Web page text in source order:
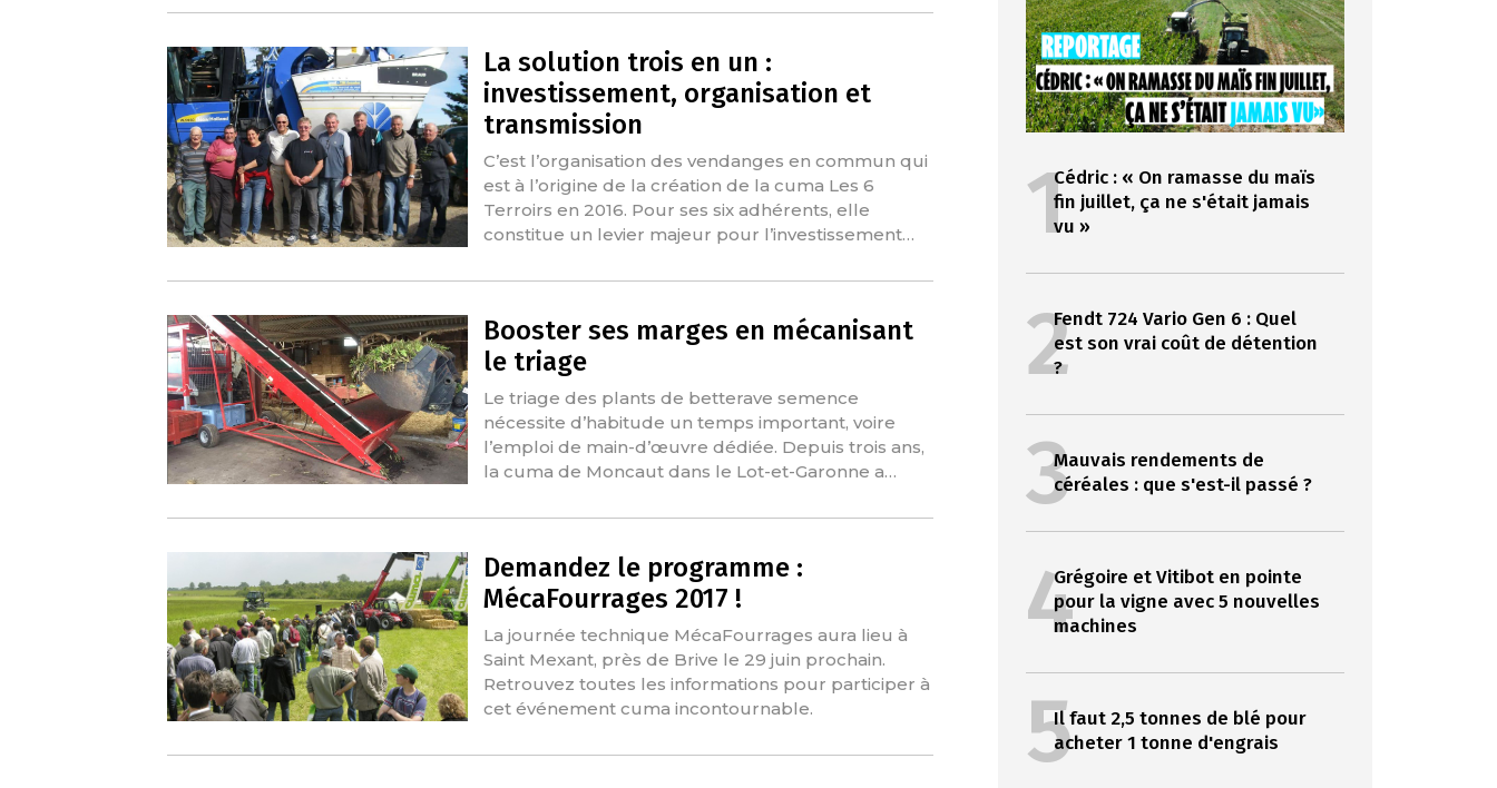
La solution trois en un :
investissement, organisation et
transmission
C’est l’organisation des vendanges en commun qui
est à l’origine de la création de la cuma Les 6
Terroirs en 2016. Pour ses six adhérents, elle
constitue un levier majeur pour l’investissement…
Booster ses marges en mécanisant
le triage
Le triage des plants de betterave semence
nécessite d’habitude un temps important, voire
l’emploi de main-d’œuvre dédiée. Depuis trois ans,
la cuma de Moncaut dans le Lot-et-Garonne a…
Demandez le programme :
MécaFourrages 2017 !
La journée technique MécaFourrages aura lieu à
Saint Mexant, près de Brive le 29 juin prochain.
Retrouvez toutes les informations pour participer à
cet événement cuma incontournable.
1Cédric : « On ramasse du maïs
fin juillet, ça ne s'était jamais
vu »
2Fendt 724 Vario Gen 6 : Quel
est son vrai coût de détention
?
3Mauvais rendements de
céréales : que s'est-il passé ?
4Grégoire et Vitibot en pointe
pour la vigne avec 5 nouvelles
machines
5Il faut 2,5 tonnes de blé pour
acheter 1 tonne d'engrais